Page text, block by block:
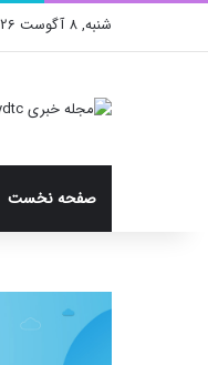
شنبه, 8 آگوست 2026
صفحه نخست